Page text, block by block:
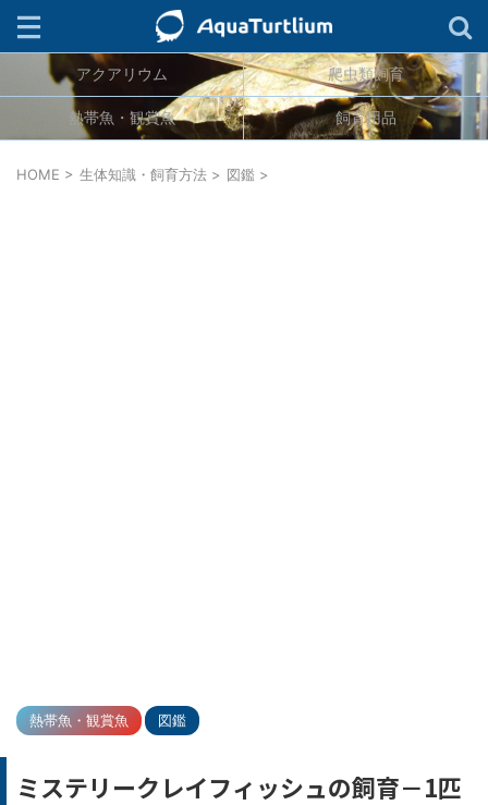
検索
ジャンル
生物分類
アクアリウム 爬虫類飼育
熱帯魚・観賞魚 飼育用品
HOME > 生体知識・飼育方法 > 図鑑 >
熱帯魚・観賞魚 図鑑
ミステリークレイフィッシュの飼育－1匹